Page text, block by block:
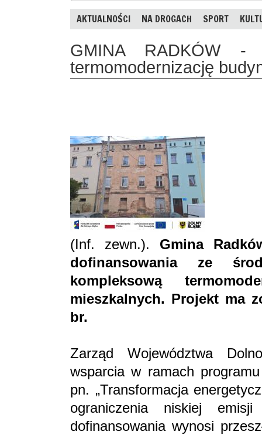
AKTUALNOŚCI NA DROGACH SPORT
GMINA
termomodernizację
(Inf. zewn.). Gmina
dofinansowania ze
kompleksową
mieszkalnych. Projekt ma
br.
Zarząd Województwa
wsparcia w ramach
pn. „Transformacja
ograniczenia niskiej
dofinansowania wynosi